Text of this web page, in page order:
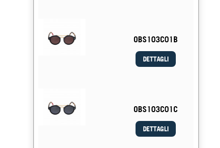
OBS103C01B
DETTAGLI
OBS103C01C
DETTAGLI